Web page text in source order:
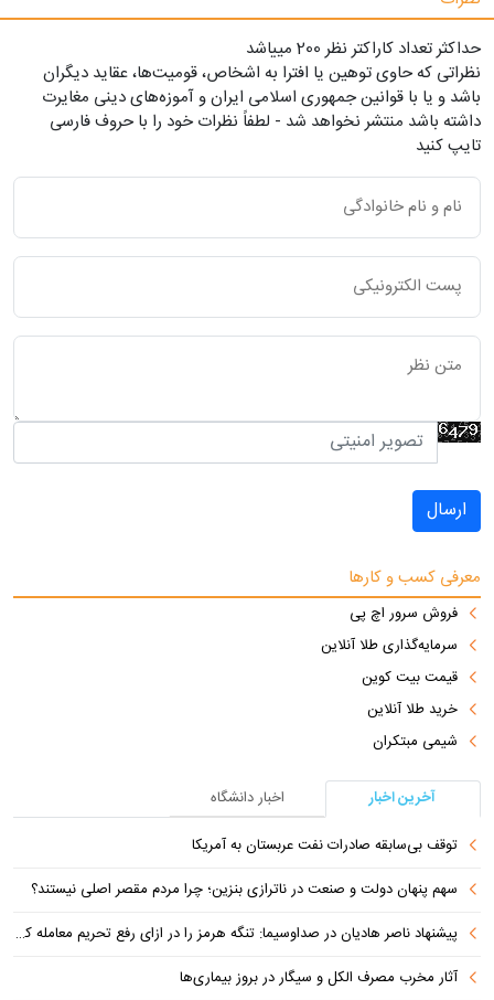
حداکثر تعداد کاراکتر نظر 200 ميياشد
نظراتی که حاوی توهین یا افترا به اشخاص، قومیت‌ها، عقاید دیگران
باشد و یا با قوانین جمهوری اسلامی ایران و آموزه‌های دینی مغایرت
داشته باشد منتشر نخواهد شد - لطفاً نظرات خود را با حروف فارسی
تایپ کنید
ارسال
معرفی کسب و کارها
فروش سرور اچ پی
سرمایه‌گذاری طلا آنلاین
قیمت بیت کوین
خرید طلا آنلاین
شیمی مبتکران
آخرین اخبار
اخبار دانشگاه
توقف بی‌سابقه صادرات نفت عربستان به آمریکا
سهم پنهان دولت و صنعت در ناترازی بنزین؛ چرا مردم مقصر اصلی نیستند؟
پیشنهاد ناصر هادیان در صداوسیما: تنگه هرمز را در ازای رفع تحریم معامله کنیم
آثار مخرب مصرف الکل و سیگار در بروز بیماری‌ها